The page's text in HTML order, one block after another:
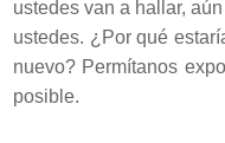
ustedes van a hallar,
ustedes. ¿Por qué
nuevo? Permítanos
posible.